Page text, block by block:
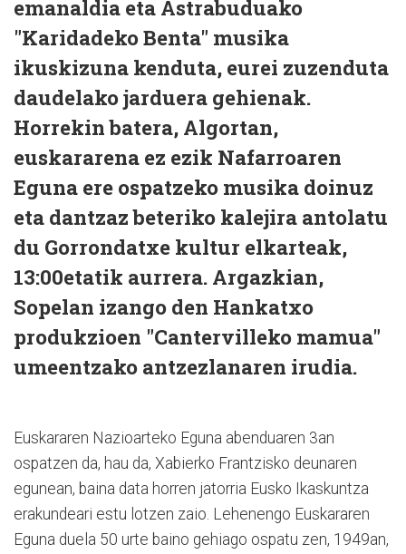
emanaldia eta Astrabuduako
"Karidadeko Benta" musika
ikuskizuna kenduta, eurei zuzenduta
daudelako jarduera gehienak.
Horrekin batera, Algortan,
euskararena ez ezik Nafarroaren
Eguna ere ospatzeko musika doinuz
eta dantzaz beteriko kalejira antolatu
du Gorrondatxe kultur elkarteak,
13:00etatik aurrera. Argazkian,
Sopelan izango den Hankatxo
produkzioen "Cantervilleko mamua"
umeentzako antzezlanaren irudia.
Euskararen Nazioarteko Eguna abenduaren 3an
ospatzen da, hau da, Xabierko Frantzisko deunaren
egunean, baina data horren jatorria Eusko Ikaskuntza
erakundeari estu lotzen zaio. Lehenengo Euskararen
Eguna duela 50 urte baino gehiago ospatu zen, 1949an,